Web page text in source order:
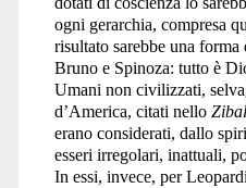
ogni gerarchia, compresa
risultato sarebbe una
Bruno e Spinoza: tutto è
Umani non civilizzati,
d’America, citati nello
erano considerati, dallo
esseri irregolari, inattuali,
In essi, invece, per